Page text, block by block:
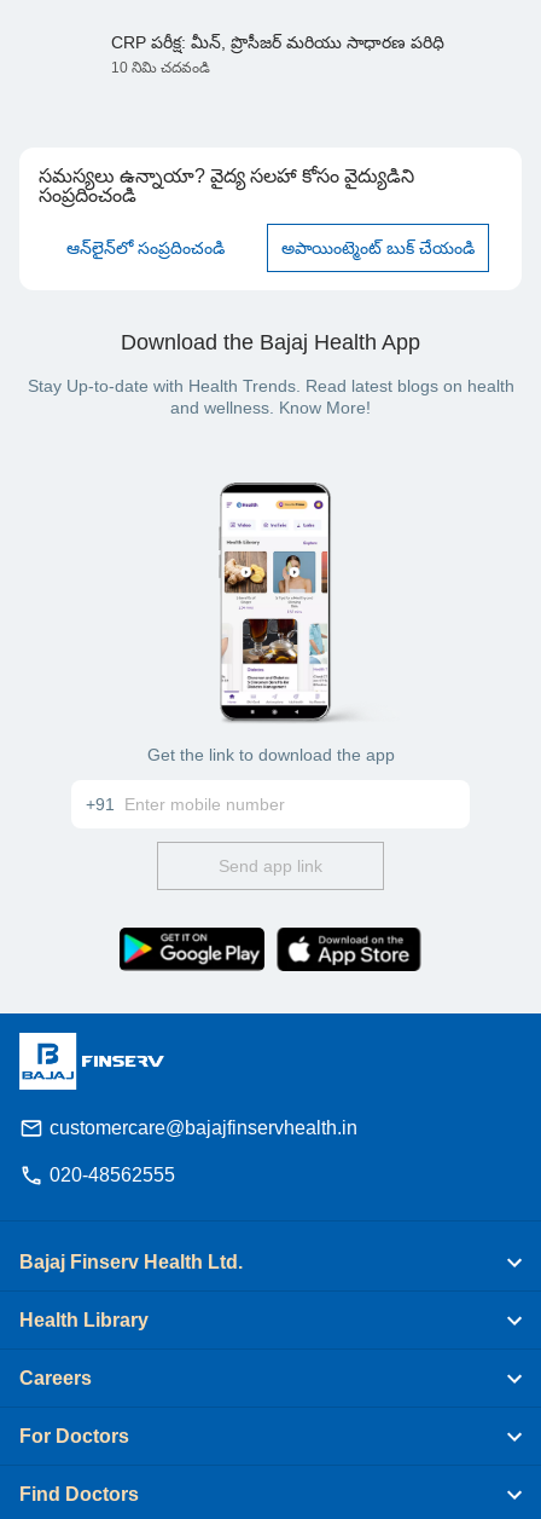
CRP పరీక్ష: మీన్, ప్రొసీజర్ మరియు సాధారణ పరిధి
10 నిమి చదవండి
సమస్యలు ఉన్నాయా? వైద్య సలహా కోసం వైద్యుడిని
సంప్రదించండి
ఆన్‌లైన్‌లో సంప్రదించండి అపాయింట్మెంట్ బుక్ చేయండి
Download the Bajaj Health App
Stay Up-to-date with Health Trends. Read latest blogs on health
and wellness. Know More!
Get the link to download the app
+91
Send app link
customercare@bajajfinservhealth.in
020-48562555
Bajaj Finserv Health Ltd.
Health Library
Careers
For Doctors
Find Doctors